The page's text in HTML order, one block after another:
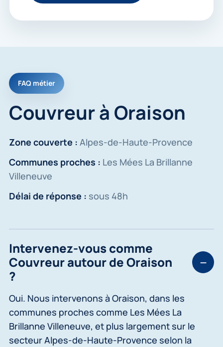
FAQ métier
Couvreur à Oraison
Zone couverte : Alpes-de-Haute-Provence
Communes proches : Les Mées La Brillanne
Villeneuve
Délai de réponse : sous 48h
Intervenez-vous comme
Couvreur autour de Oraison
?
Oui. Nous intervenons à Oraison, dans les
communes proches comme Les Mées La
Brillanne Villeneuve, et plus largement sur le
secteur Alpes-de-Haute-Provence selon la